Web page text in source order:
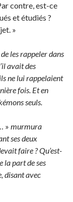
contre, est-ce
et étudiés ?
»
les rappeler dans
avait des
ne lui rappelaient
fois. Et en
seuls.
» murmura
ses deux
faire ? Qu’est-
la part de ses
disant avec